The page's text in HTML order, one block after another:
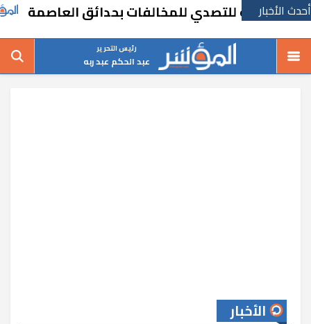
أحدث الأخبارللتصدي للمخالفات بحدائق العاصمة
رئيس التحرير
عبد الحكم عبد ربه
الأخبار